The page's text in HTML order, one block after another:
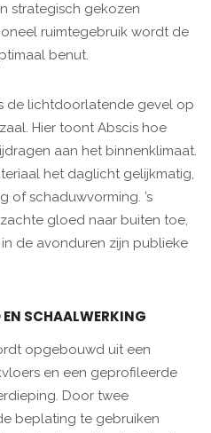
strategisch gekozen
ruimtegebruik wordt de
benut.
de lichtdoorlatende gevel op
Hier toont Abscis hoe
aan het binnenklimaat.
het daglicht gelijkmatig,
of schaduwvorming. ’s
gloed naar buiten toe,
de avonduren zijn publieke
EN SCHAALWERKING
opgebouwd uit een
en een geprofileerde
Door twee
beplating te gebruiken